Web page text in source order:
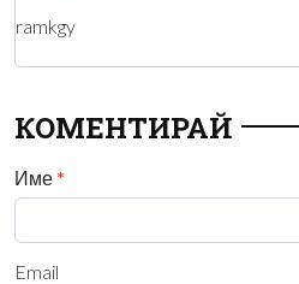
ramkgy
КОМЕНТИРАЙ
Име *
Email